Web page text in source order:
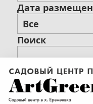
Все
Новости
Дата
Все
Все
2021
2022
Поиск